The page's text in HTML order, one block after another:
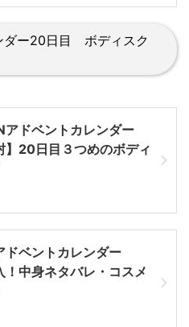
ダー20日目 ボディスク
アドベントカレンダー
20日目３つめのボディ
ドベントカレンダー
中身ネタバレ・コスメ